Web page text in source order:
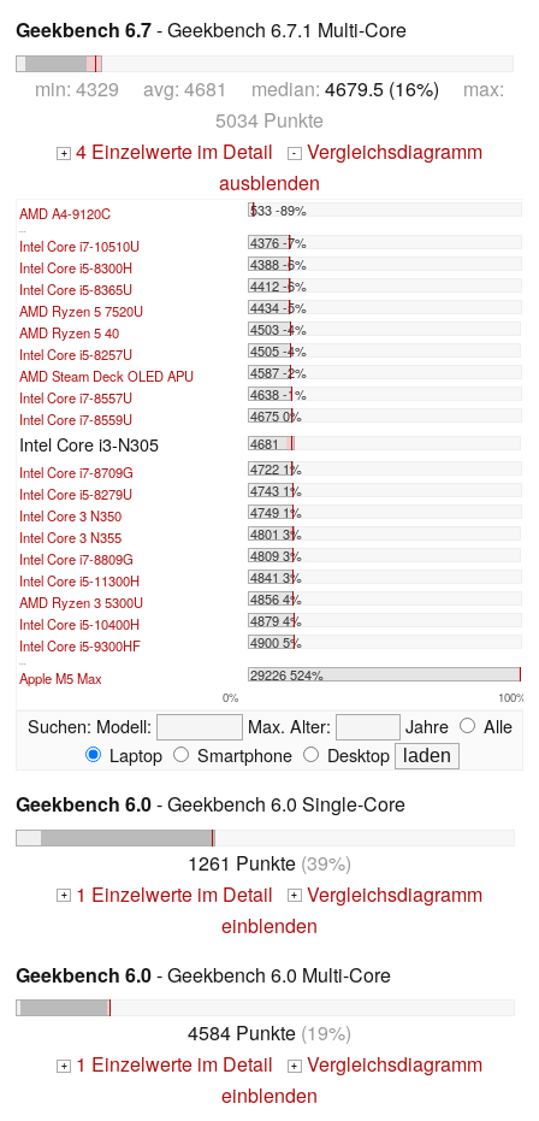
Geekbench 6.7- Geekbench 6.7.1 Multi-Core
min: 4329 avg: 4681 median: 4679.5 (16%) max:
5034 Punkte
+ 4 Einzelwerte im Detail - Vergleichsdiagramm
ausblenden
AMD A4-9120C 533 -89%
...
Intel Core i7-10510U
4376 -7%
Intel Core i5-8300H
4388 -6%
Intel Core i5-8365U
4412 -6%
AMD Ryzen 5 7520U
4434 -5%
AMD Ryzen 5 40
4503 -4%
Intel Core i5-8257U
4505 -4%
AMD Steam Deck OLED APU
4587 -2%
Intel Core i7-8557U
4638 -1%
Intel Core i7-8559U
4675 0%
Intel Core i3-N305
4681
Intel Core i7-8709G
4722 1%
Intel Core i5-8279U
4743 1%
Intel Core 3 N350
4749 1%
Intel Core 3 N355
4801 3%
Intel Core i7-8809G
4809 3%
Intel Core i5-11300H
4841 3%
AMD Ryzen 3 5300U
4856 4%
Intel Core i5-10400H
4879 4%
Intel Core i5-9300HF
4900 5%
...
Apple M5 Max 29226 524%
0% 100%
Suchen: Modell: Max. Alter: Jahre
Alle
Laptop
Smartphone Desktop
Geekbench 6.0- Geekbench 6.0 Single-Core
1261 Punkte (39%)
+ 1 Einzelwerte im Detail + Vergleichsdiagramm
einblenden
Geekbench 6.0- Geekbench 6.0 Multi-Core
4584 Punkte (19%)
+ 1 Einzelwerte im Detail + Vergleichsdiagramm
einblenden